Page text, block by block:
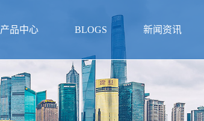
产品中心 BLOGS 新闻资讯